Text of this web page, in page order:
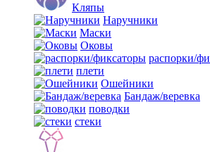
Кляпы
Наручники
Маски
Оковы
распорки/
плети
Ошейники
Бандаж/веревка
поводки
стеки